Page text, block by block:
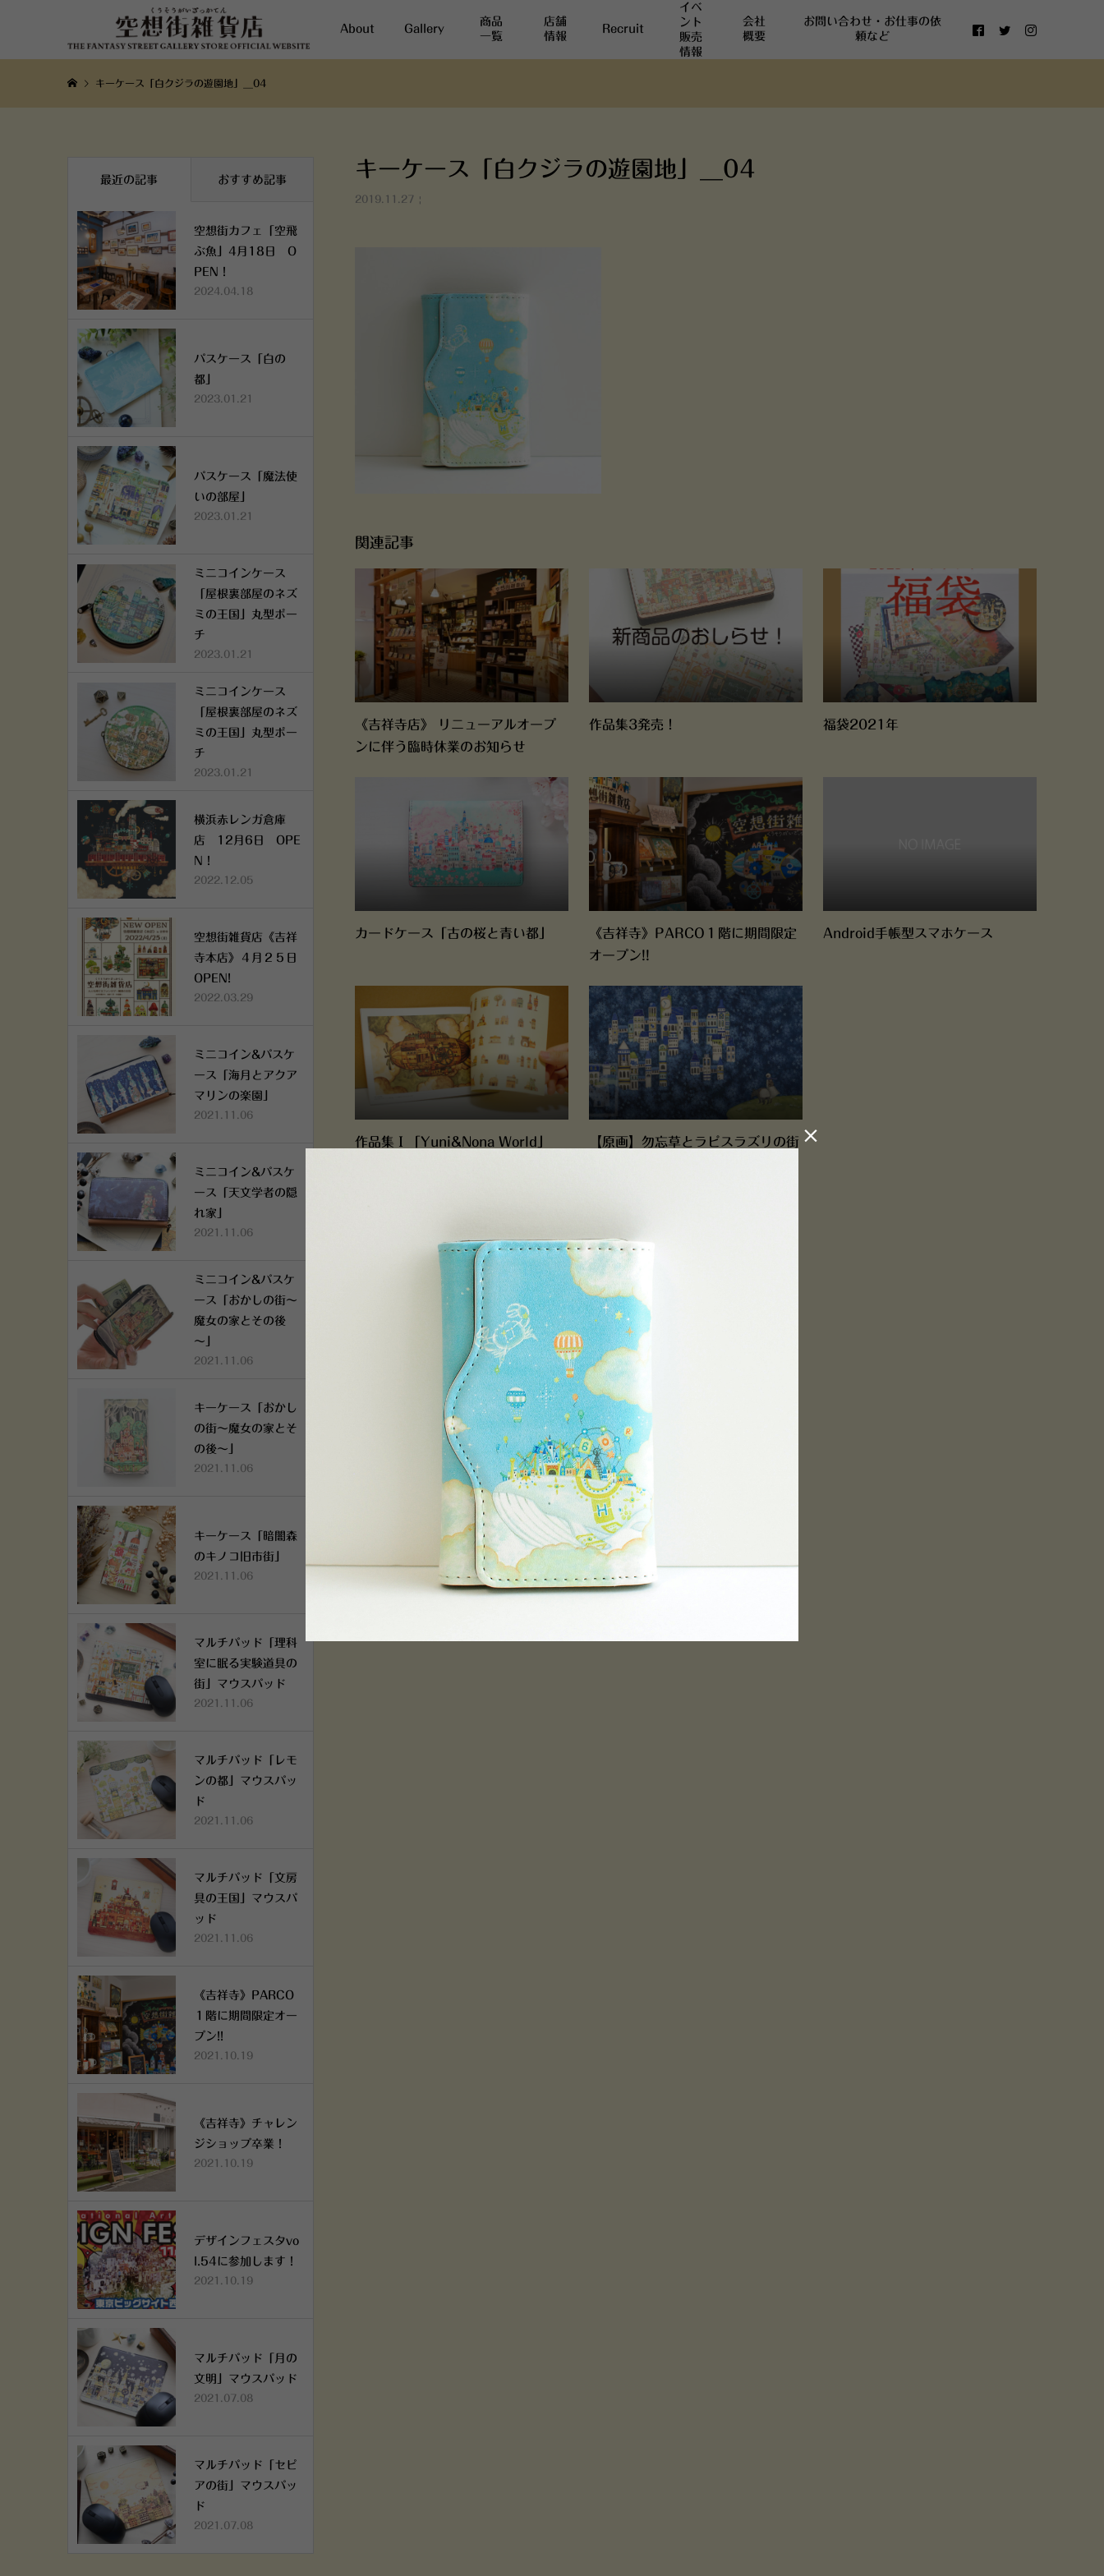
About Gallery
商品
一覧
店舗
情報
Recruit
イベ
ント
販売
情報
会社
概要
お問い合わせ・お仕事の依
頼など
キーケース「白クジラの遊園地」__04
キーケース「白クジラの遊園地」__04
2019.11.27
関連記事
《吉祥寺店》 リニューアルオープ
ンに伴う臨時休業のお知らせ
作品集3発売！ 福袋2021年
カードケース「古の桜と青い都」
《吉祥寺》PARCO１階に期間限定
オープン!!
Android手帳型スマホケース
作品集Ⅰ「Yuni&Nona World」 【原画】勿忘草とラピスラズリの街
最近の記事 おすすめ記事
空想街カフェ「空飛
ぶ魚」4月18日 O
PEN！
2024.04.18
パスケース「白の
都」
2023.01.21
パスケース「魔法使
いの部屋」
2023.01.21
ミニコインケース
「屋根裏部屋のネズ
ミの王国」丸型ポー
チ
2023.01.21
ミニコインケース
「屋根裏部屋のネズ
ミの王国」丸型ポー
チ
2023.01.21
横浜赤レンガ倉庫
店 12月6日 OPE
N！
2022.12.05
空想街雑貨店《吉祥
寺本店》４月２５日
OPEN!
2022.03.29
ミニコイン&パスケ
ース「海月とアクア
マリンの楽園」
2021.11.06
ミニコイン&パスケ
ース「天文学者の隠
れ家」
2021.11.06
ミニコイン&パスケ
ース「おかしの街～
魔女の家とその後
～」
2021.11.06
キーケース「おかし
の街～魔女の家とそ
の後～」
2021.11.06
キーケース「暗闇森
のキノコ旧市街」
2021.11.06
マルチパッド「理科
室に眠る実験道具の
街」マウスパッド
2021.11.06
マルチパッド「レモ
ンの都」マウスパッ
ド
2021.11.06
マルチパッド「文房
具の王国」マウスパ
ッド
2021.11.06
《吉祥寺》PARCO
１階に期間限定オー
プン!!
2021.10.19
《吉祥寺》チャレン
ジショップ卒業！
2021.10.19
デザインフェスタvo
l.54に参加します！
2021.10.19
マルチパッド「月の
文明」マウスパッド
2021.07.08
マルチパッド「セピ
アの街」マウスパッ
ド
2021.07.08
